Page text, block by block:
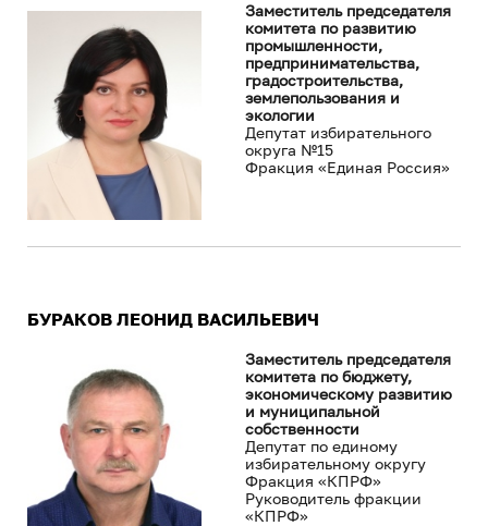
Заместитель председателя
комитета по развитию
промышленности,
предпринимательства,
градостроительства,
землепользования и
экологии
Депутат избирательного
округа №15
Фракция «Единая Россия»
БУРАКОВ ЛЕОНИД ВАСИЛЬЕВИЧ
Заместитель председателя
комитета по бюджету,
экономическому развитию
и муниципальной
собственности
Депутат по единому
избирательному округу
Фракция «КПРФ»
Руководитель фракции
«КПРФ»